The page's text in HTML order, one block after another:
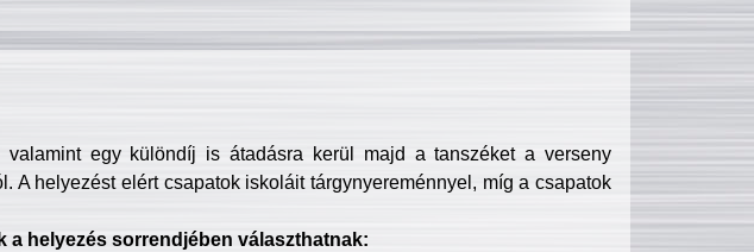
egy különdíj is átadásra kerül majd a tanszéket a verseny
A helyezést elért csapatok iskoláit tárgynyereménnyel, míg a csapatok
a helyezés sorrendjében választhatnak: